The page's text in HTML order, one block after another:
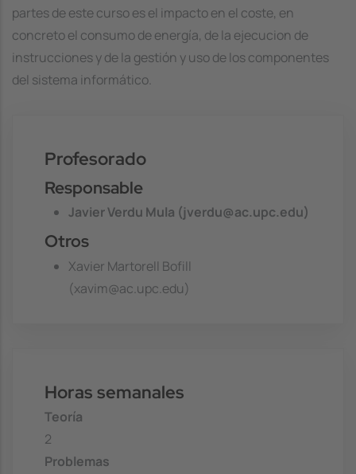
partes de este curso es el impacto en el coste, en
concreto el consumo de energía, de la ejecucion de
instrucciones y de la gestión y uso de los componentes
del sistema informático.
Profesorado
Responsable
Javier Verdu Mula (jverdu@ac.upc.edu)
Otros
Xavier Martorell Bofill
(xavim@ac.upc.edu)
Horas semanales
Teoría
2
Problemas